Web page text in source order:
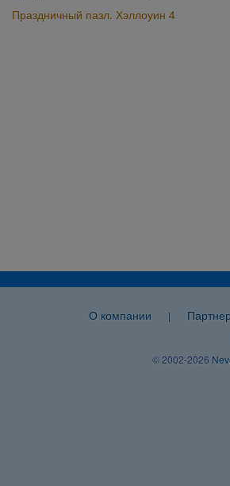
Праздничный пазл. Хэллоуин 4
О компании |
© 2002-2026